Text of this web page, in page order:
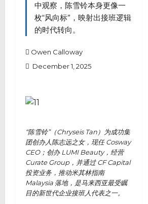
中观察，陈雪铃本身更像一
枚“风向标”，映射出接班逻辑
的时代转向。
Owen Calloway
December 1, 2025
“陈雪铃”（Chryseis Tan）为成功集
团创办人陈志远之女，现任 Cosway
CEO；创办 LUMI Beauty，经营
Curate Group，并通过 CF Capital
投资业务，推动米其林指南
Malaysia 落地，是马来西亚最受瞩
目的新世代企业接班人代表之一。